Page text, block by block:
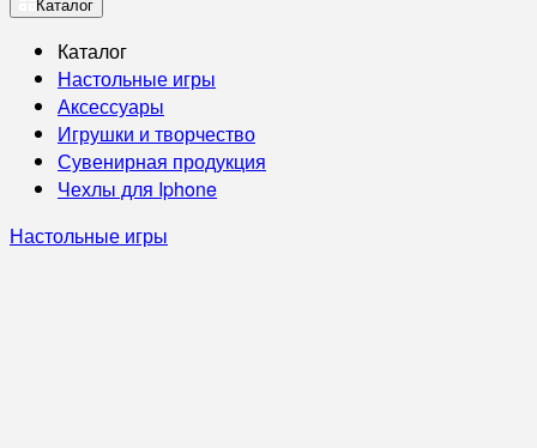
Каталог
Каталог
Настольные игры
Аксессуары
Игрушки и творчество
Сувенирная продукция
Чехлы для Iphone
Настольные игры